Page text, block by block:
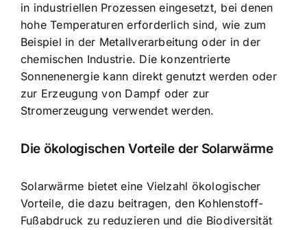
in industriellen Prozessen eingesetzt, bei denen
hohe Temperaturen erforderlich sind, wie zum
Beispiel in der Metallverarbeitung oder in der
chemischen Industrie. Die konzentrierte
Sonnenenergie kann direkt genutzt werden oder
zur Erzeugung von Dampf oder zur
Stromerzeugung verwendet werden.
Die ökologischen Vorteile der Solarwärme
Solarwärme bietet eine Vielzahl ökologischer
Vorteile, die dazu beitragen, den Kohlenstoff-
Fußabdruck zu reduzieren und die Biodiversität